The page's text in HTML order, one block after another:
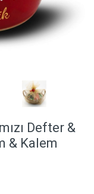
Defter &
& Kalem